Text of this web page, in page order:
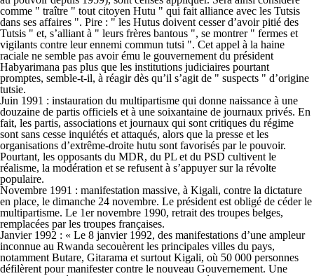
comme " traître " tout citoyen Hutu " qui fait alliance avec les Tutsis
dans ses affaires ". Pire : " les Hutus doivent cesser d’avoir pitié des
Tutsis " et, s’alliant à " leurs frères bantous ", se montrer " fermes et
vigilants contre leur ennemi commun tutsi ". Cet appel à la haine
raciale ne semble pas avoir ému le gouvernement du président
Habyarimana pas plus que les institutions judiciaires pourtant
promptes, semble-t-il, à réagir dès qu’il s’agit de " suspects " d’origine
tutsie.
Juin 1991 : instauration du multipartisme qui donne naissance à une
douzaine de partis officiels et à une soixantaine de journaux privés. En
fait, les partis, associations et journaux qui sont critiques du régime
sont sans cesse inquiétés et attaqués, alors que la presse et les
organisations d’extrême-droite hutu sont favorisés par le pouvoir.
Pourtant, les opposants du MDR, du PL et du PSD cultivent le
réalisme, la modération et se refusent à s’appuyer sur la révolte
populaire.
Novembre 1991 : manifestation massive, à Kigali, contre la dictature
en place, le dimanche 24 novembre. Le président est obligé de céder le
multipartisme. Le 1er novembre 1990, retrait des troupes belges,
remplacées par les troupes françaises.
Janvier 1992 : « Le 8 janvier 1992, des manifestations d’une ampleur
inconnue au Rwanda secouèrent les principales villes du pays,
notamment Butare, Gitarama et surtout Kigali, où 50 000 personnes
défilèrent pour manifester contre le nouveau Gouvernement. Une